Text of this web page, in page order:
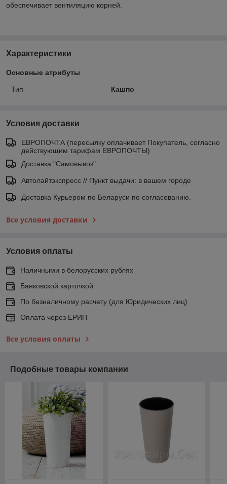
обеспечивает вентиляцию корней.
Характеристики
Основные атрибуты
Тип Кашпо
Условия доставки
ЕВРОПОЧТА (пересылку оплачивает Покупатель, согласно
действующим тарифам ЕВРОПОЧТЫ)
Доставка "Самовывоз"
Автолайтэкспресс // Пункт выдачи: в вашем городе
Доставка Курьером по Беларуси по согласованию.
Все условия доставки
Условия оплаты
Наличными в белорусских рублях
Банковской карточкой
По безналичному расчету (для Юридических лиц)
Оплата через ЕРИП
Все условия оплаты
Подобные товары компании